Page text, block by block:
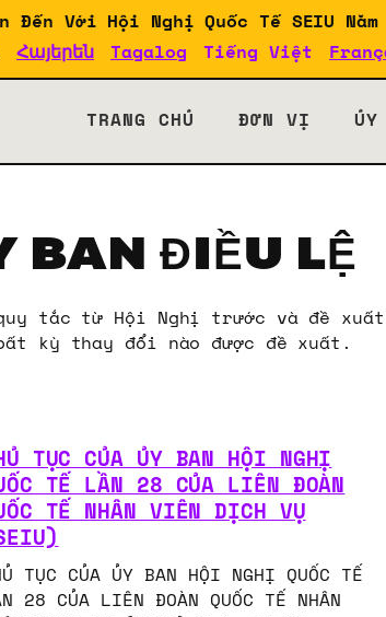
Đến Với Hội Nghị Quốc Tế SEIU Năm
Հայերեն Tagalog Tiếng Việt
TRANG CHỦ ĐƠN VỊ ỦY
BAN ĐIỀU LỆ
tắc từ Hội Nghị trước và đề
kỳ thay đổi nào được đề xuất.
TỤC CỦA ỦY BAN HỘI NGHỊ
TẾ LẦN 28 CỦA LIÊN ĐOÀN
TẾ NHÂN VIÊN DỊCH VỤ
TỤC CỦA ỦY BAN HỘI NGHỊ QUỐC TẾ
28 CỦA LIÊN ĐOÀN QUỐC TẾ NHÂN